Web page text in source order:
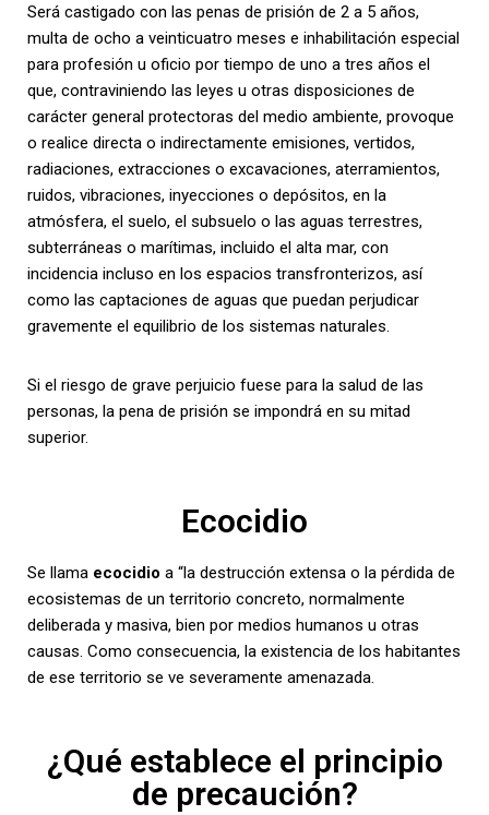
Será castigado con las penas de prisión de 2 a 5 años,
multa de ocho a veinticuatro meses e inhabilitación especial
para profesión u oficio por tiempo de uno a tres años el
que, contraviniendo las leyes u otras disposiciones de
carácter general protectoras del medio ambiente, provoque
o realice directa o indirectamente emisiones, vertidos,
radiaciones, extracciones o excavaciones, aterramientos,
ruidos, vibraciones, inyecciones o depósitos, en la
atmósfera, el suelo, el subsuelo o las aguas terrestres,
subterráneas o marítimas, incluido el alta mar, con
incidencia incluso en los espacios transfronterizos, así
como las captaciones de aguas que puedan perjudicar
gravemente el equilibrio de los sistemas naturales.
Si el riesgo de grave perjuicio fuese para la salud de las
personas, la pena de prisión se impondrá en su mitad
superior.
Ecocidio
Se llama ecocidio a “la destrucción extensa o la pérdida de
ecosistemas de un territorio concreto, normalmente
deliberada y masiva, bien por medios humanos u otras
causas. Como consecuencia, la existencia de los habitantes
de ese territorio se ve severamente amenazada.
¿Qué establece el principio
de precaución?